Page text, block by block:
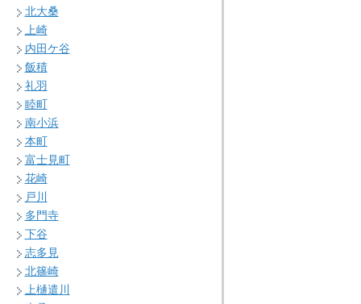
北大桑
上崎
内田ケ谷
飯積
礼羽
睦町
南小浜
本町
富士見町
花崎
戸川
多門寺
下谷
志多見
北篠崎
上樋遣川